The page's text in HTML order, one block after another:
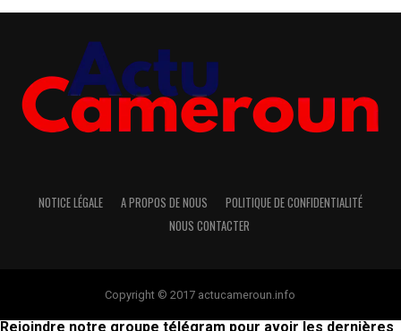
NOTICE LÉGALE A PROPOS DE NOUS
POLITIQUE DE CONFIDENTIALITÉ
NOUS CONTACTER
Copyright © 2017 actucameroun.info
Rejoindre notre groupe télégram pour avoir les dernières